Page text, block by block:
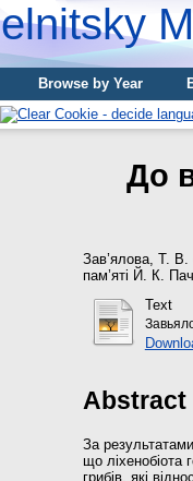
Browse by Year
До
Зав’ялова, Т. В.
пам’яті Й. К.
Text
Abstract
За
що ліхенобіота
грибів, які